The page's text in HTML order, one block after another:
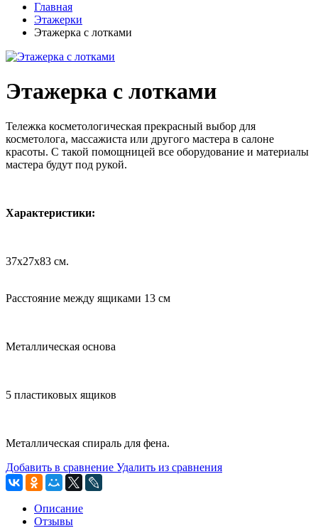
Главная
Этажерки
Этажерка с лотками
Этажерка с лотками
Тележка косметологическая прекрасный выбор для
косметолога, массажиста или другого мастера в салоне
красоты. С такой помощницей все оборудование и материалы
мастера будут под рукой.
Характеристики:
37x27x83 см.
Расстояние между ящиками 13 см
Металлическая основа
5 пластиковых ящиков
Металлическая спираль для фена.
Добавить в сравнение Удалить из сравнения
Описание
Отзывы